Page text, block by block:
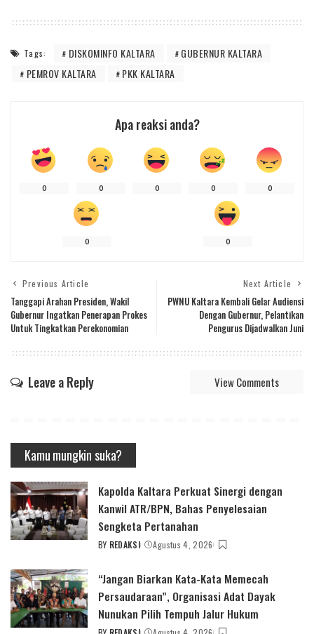
Tags: DISKOMINFO KALTARA
GUBERNUR KALTARA
PEMROV KALTARA
PKK KALTARA
Apa reaksi anda?
0 0 0 0 0
0 0
Previous Article
Tanggapi Arahan Presiden, Wakil
Gubernur Ingatkan Penerapan Prokes
Untuk Tingkatkan Perekonomian
Next Article
PWNU Kaltara Kembali Gelar Audiensi
Dengan Gubernur, Pelantikan
Pengurus Dijadwalkan Juni
Leave a Reply View Comments
Kamu mungkin suka?
Kapolda Kaltara Perkuat Sinergi dengan
Kanwil ATR/BPN, Bahas Penyelesaian
Sengketa Pertanahan
POSTED
BY REDAKSI Agustus 4, 2026
“Jangan Biarkan Kata-Kata Memecah
Persaudaraan”, Organisasi Adat Dayak
Nunukan Pilih Tempuh Jalur Hukum